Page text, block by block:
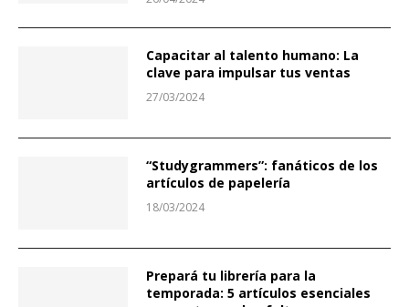
Capacitar al talento humano: La
clave para impulsar tus ventas
27/03/2024
“Studygrammers”: fanáticos de los
artículos de papelería
18/03/2024
Prepará tu librería para la
temporada: 5 artículos esenciales